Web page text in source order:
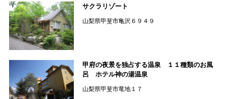
サクラリゾート
山梨県甲斐市亀沢６９４９
甲府の夜景を独占する温泉 １１種類のお風
呂 ホテル神の湯温泉
山梨県甲斐市竜地１７